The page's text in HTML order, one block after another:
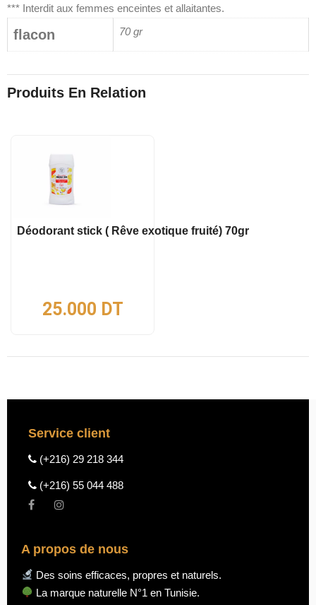
*** Interdit aux femmes enceintes et allaitantes.
flacon 70 gr
Produits En Relation
Déodorant stick ( Rêve exotique fruité) 70gr
25.000 DT
Service client
(+216) 29 218 344
(+216) 55 044 488
A propos de nous
Des soins efficaces, propres et naturels.
La marque naturelle N°1 en Tunisie.